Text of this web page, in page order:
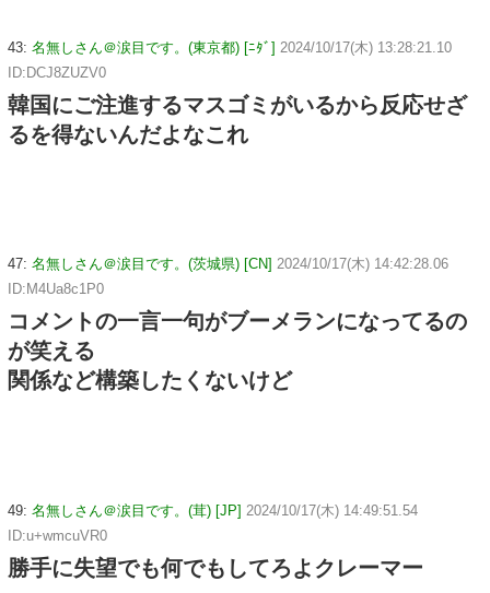
43: 名無しさん＠涙目です。(東京都) [ﾆﾀﾞ] 2024/10/17(木) 13:28:21.10
ID:DCJ8ZUZV0
韓国にご注進するマスゴミがいるから反応せざ
るを得ないんだよなこれ
47: 名無しさん＠涙目です。(茨城県) [CN] 2024/10/17(木) 14:42:28.06
ID:M4Ua8c1P0
コメントの一言一句がブーメランになってるの
が笑える
関係など構築したくないけど
49: 名無しさん＠涙目です。(茸) [JP] 2024/10/17(木) 14:49:51.54
ID:u+wmcuVR0
勝手に失望でも何でもしてろよクレーマー